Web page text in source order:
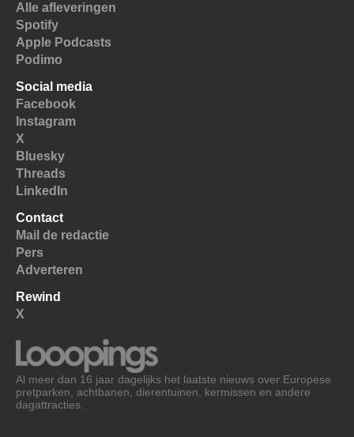
Alle afleveringen
Spotify
Apple Podcasts
Podimo
Social media
Facebook
Instagram
X
Bluesky
Threads
LinkedIn
Contact
Mail de redactie
Pers
Adverteren
Rewind
X
Al meer dan 16 jaar dagelijks het laatste nieuws over Europese
pretparken, achtbanen, dierentuinen, kermissen en andere
dagattracties.